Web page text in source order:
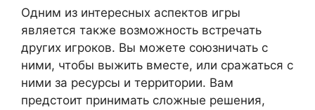
Одним из интересных аспектов игры
является также возможность встречать
других игроков. Вы можете союзничать с
ними, чтобы выжить вместе, или сражаться с
ними за ресурсы и территории. Вам
предстоит принимать сложные решения,